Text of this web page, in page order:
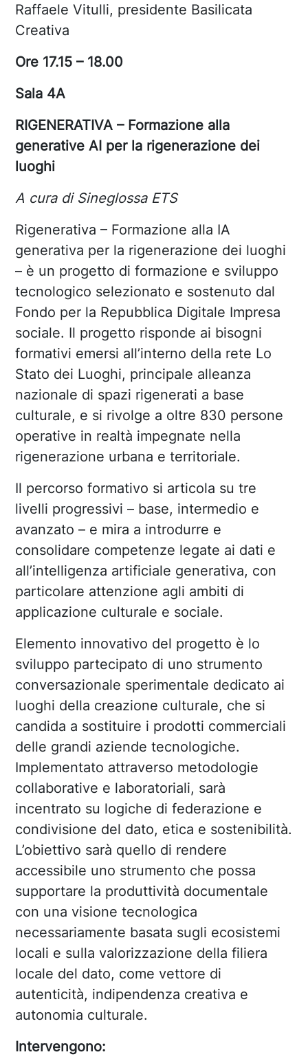
Raffaele Vitulli, presidente Basilicata
Creativa
Ore 17.15 – 18.00
Sala 4A
RIGENERATIVA – Formazione alla
generative AI per la rigenerazione dei
luoghi
A cura di Sineglossa ETS
Rigenerativa – Formazione alla IA
generativa per la rigenerazione dei luoghi
– è un progetto di formazione e sviluppo
tecnologico selezionato e sostenuto dal
Fondo per la Repubblica Digitale Impresa
sociale. Il progetto risponde ai bisogni
formativi emersi all’interno della rete Lo
Stato dei Luoghi, principale alleanza
nazionale di spazi rigenerati a base
culturale, e si rivolge a oltre 830 persone
operative in realtà impegnate nella
rigenerazione urbana e territoriale.
Il percorso formativo si articola su tre
livelli progressivi – base, intermedio e
avanzato – e mira a introdurre e
consolidare competenze legate ai dati e
all’intelligenza artificiale generativa, con
particolare attenzione agli ambiti di
applicazione culturale e sociale.
Elemento innovativo del progetto è lo
sviluppo partecipato di uno strumento
conversazionale sperimentale dedicato ai
luoghi della creazione culturale, che si
candida a sostituire i prodotti commerciali
delle grandi aziende tecnologiche.
Implementato attraverso metodologie
collaborative e laboratoriali, sarà
incentrato su logiche di federazione e
condivisione del dato, etica e sostenibilità.
L’obiettivo sarà quello di rendere
accessibile uno strumento che possa
supportare la produttività documentale
con una visione tecnologica
necessariamente basata sugli ecosistemi
locali e sulla valorizzazione della filiera
locale del dato, come vettore di
autenticità, indipendenza creativa e
autonomia culturale.
Intervengono: